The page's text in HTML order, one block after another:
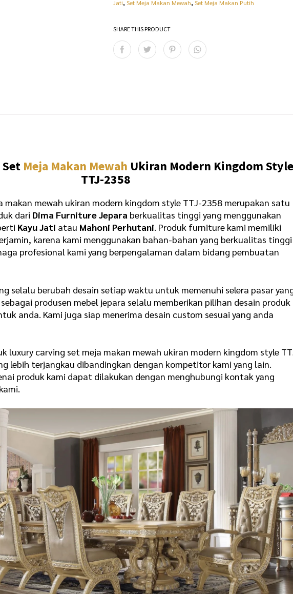
.
0
0
Jati, Set Meja Makan Mewah, Set Meja Makan Putih
SHARE THIS PRODUCT
Meja Makan Mewah Ukiran Modern Kingdom
TTJ-2358
makan mewah ukiran modern kingdom style TTJ-2358 merupakan satu
dari Dima Furniture Jepara berkualitas tinggi yang menggunakan
Kayu Jati atau Mahoni Perhutani. Produk furniture kami memiliki
karena kami menggunakan bahan-bahan yang berkualitas tinggi
profesional kami yang berpengalaman dalam bidang pembuatan
selalu berubah desain setiap waktu untuk memenuhi selera pasar
produsen mebel jepara selalu memberikan pilihan desain produk
anda. Kami juga siap menerima desain custom sesuai yang anda
luxury carving set meja makan mewah ukiran modern kingdom style
lebih terjangkau dibandingkan dengan kompetitor kami yang lain.
produk kami dapat dilakukan dengan menghubungi kontak yang